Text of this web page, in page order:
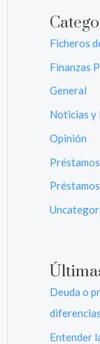
Ficheros
Finanzas
General
Noticias y
Opinión
Deuda o
Entender